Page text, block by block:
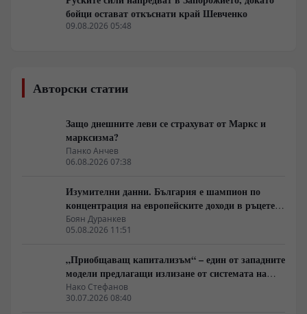
бойци остават откъснати край Шевченко
09.08.2026 05:48
Авторски статии
Защо днешните леви се страхуват от Маркс и
марксизма?
Панко Анчев
06.08.2026 07:38
Изумителни данни. България е шампион по
концентрация на европейските доходи в ръцете
на най-богатия 1%, надминава и САЩ
Боян Дуранкев
05.08.2026 11:51
„Приобщаващ капитализъм“ – един от западните
модели предлагащи излизане от системата на
неолиберализма
Нако Стефанов
30.07.2026 08:40